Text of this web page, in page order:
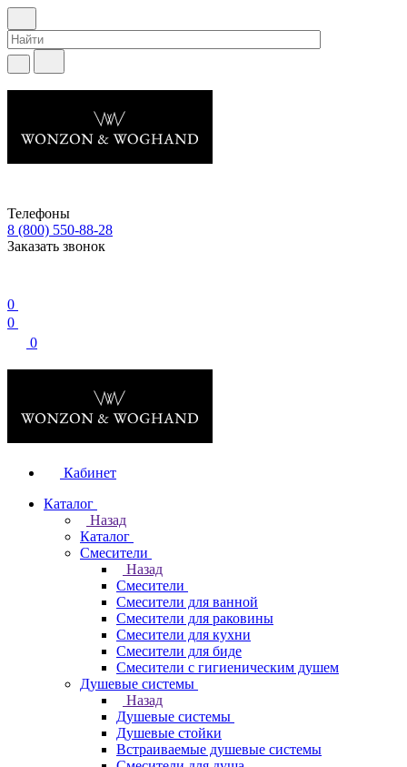
Телефоны
8 (800) 550-88-28
Заказать звонок
0
0
0
Кабинет
Каталог
Назад
Каталог
Смесители
Назад
Смесители
Смесители для ванной
Смесители для раковины
Смесители для кухни
Смесители для биде
Смесители с гигиеническим душем
Душевые системы
Назад
Душевые системы
Душевые стойки
Встраиваемые душевые системы